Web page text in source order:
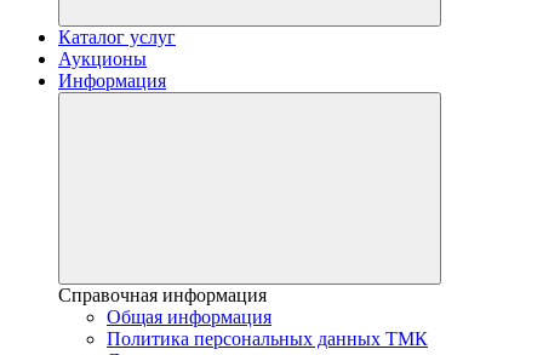
Каталог услуг
Аукционы
Информация
Справочная информация
Общая информация
Политика персональных данных ТМК